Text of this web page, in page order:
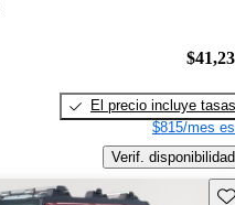
El precio incluye tasas
$815/mes
Verif. disponibilidad